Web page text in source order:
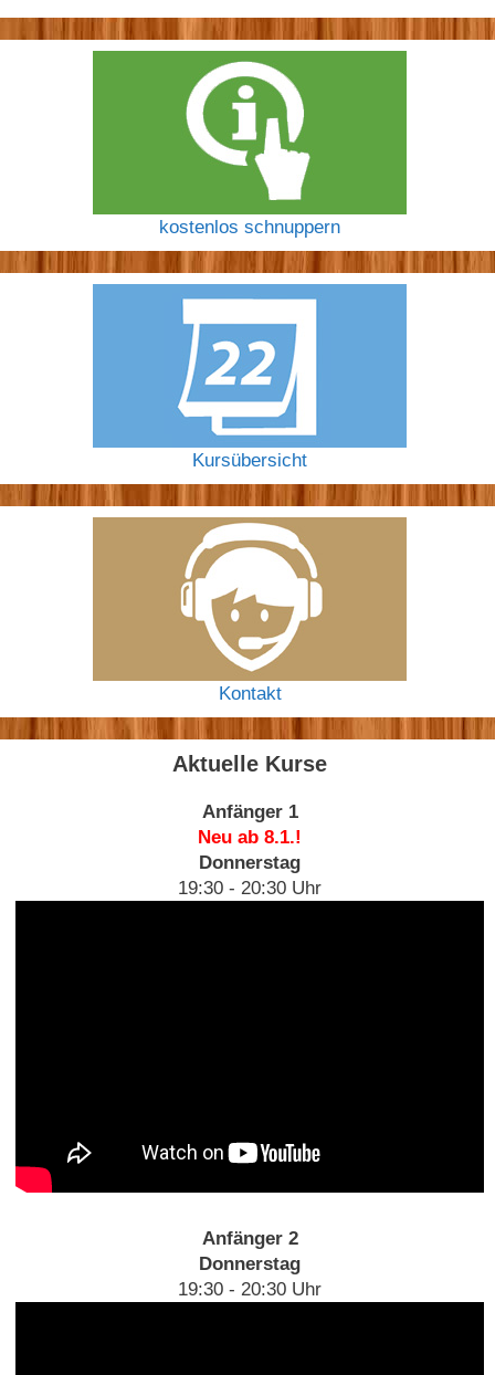
kostenlos schnuppern
Kursübersicht
Kontakt
Aktuelle Kurse
Anfänger 1
Neu ab 8.1.!
Donnerstag
19:30 - 20:30 Uhr
Anfänger 2
Donnerstag
19:30 - 20:30 Uhr